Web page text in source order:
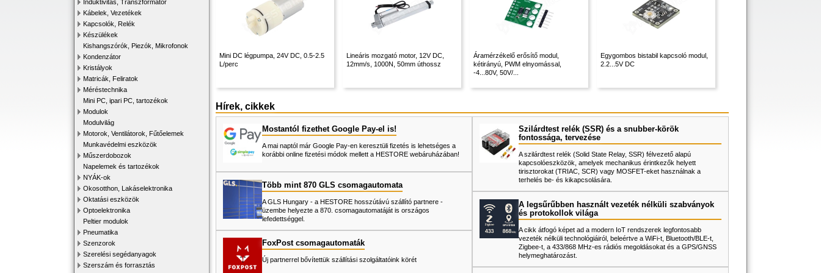
Induktivitás, Transzformátor
Kábelek, Vezetékek
Kapcsolók, Relék
Készülékek
Kishangszórók, Piezók, Mikrofonok
Kondenzátor
Kristályok
Matricák, Feliratok
Méréstechnika
Mini PC, ipari PC, tartozékok
Modulok
Modulvilág
Motorok, Ventilátorok, Fűtőelemek
Munkavédelmi eszközök
Műszerdobozok
Napelemek és tartozékok
NYÁK-ok
Okosotthon, Lakáselektronika
Oktatási eszközök
Optoelektronika
Peltier modulok
Pneumatika
Szenzorok
Szerelési segédanyagok
Szerszám és forrasztás
Mini DC légpumpa, 24V DC, 0.5-2.5
L/perc
Lineáris mozgató motor, 12V DC,
12mm/s, 1000N, 50mm úthossz
Áramérzékelő erősítő modul,
kétirányú, PWM elnyomással,
-4...80V, 50V/...
Egygombos bistabil kapcsoló modul,
2.2...5V DC
Hírek, cikkek
Mostantól fizethet Google Pay-el is!
A mai naptól már Google Pay-en keresztüli fizetés is lehetséges a
korábbi online fizetési módok mellett a HESTORE webáruházában!
Több mint 870 GLS csomagautomata
A GLS Hungary - a HESTORE hosszútávú szállító partnere -
üzembe helyezte a 870. csomagautomatáját is országos
lefedettséggel.
FoxPost csomagautomaták
Új partnerrel bővítettük szállítási szolgáltatóink körét
Szilárdtest relék (SSR) és a snubber-körök
fontossága, tervezése
A szilárdtest relék (Solid State Relay, SSR) félvezető alapú
kapcsolóeszközök, amelyek mechanikus érintkezők helyett
tirisztorokat (TRIAC, SCR) vagy MOSFET-eket használnak a
terhelés be- és kikapcsolására.
A legsűrűbben használt vezeték nélküli szabványok
és protokollok világa
A cikk átfogó képet ad a modern IoT rendszerek legfontosabb
vezeték nélküli technológiáiról, beleértve a WiFi-t, Bluetooth/BLE-t,
Zigbee-t, a 433/868 MHz-es rádiós megoldásokat és a GPS/GNSS
helymeghatározást.